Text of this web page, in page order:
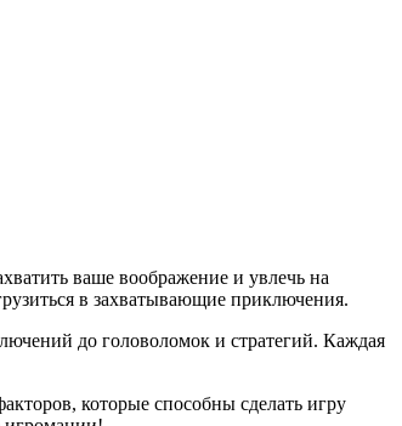
ваше воображение и увлечь на
в захватывающие приключения.
до головоломок и стратегий. Каждая
которые способны сделать игру